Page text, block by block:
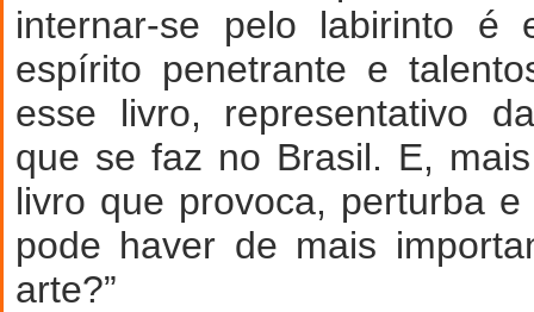
internar-se pelo labirinto é
espírito penetrante e
esse livro, representativo
que se faz no Brasil. E,
livro que provoca, perturba
pode haver de mais
arte?”